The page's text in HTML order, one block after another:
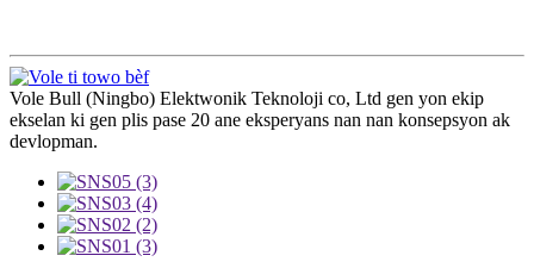
Vole Bull (Ningbo) Elektwonik Teknoloji co, Ltd gen yon ekip
ekselan ki gen plis pase 20 ane eksperyans nan nan konsepsyon ak
devlopman.